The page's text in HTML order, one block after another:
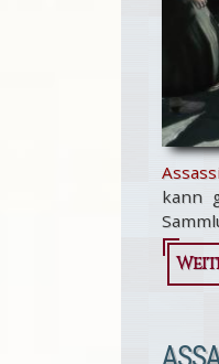
kann